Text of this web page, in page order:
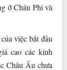
ở Châu Phi và
việc bắt đầu
cao các kinh
Châu Âu chưa